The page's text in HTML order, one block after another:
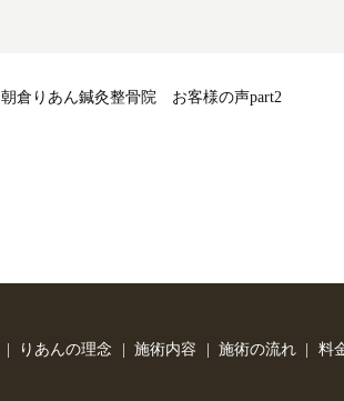
朝倉りあん鍼灸整骨院 お客様の声part2
りあんの理念 施術内容 施術の流れ 料